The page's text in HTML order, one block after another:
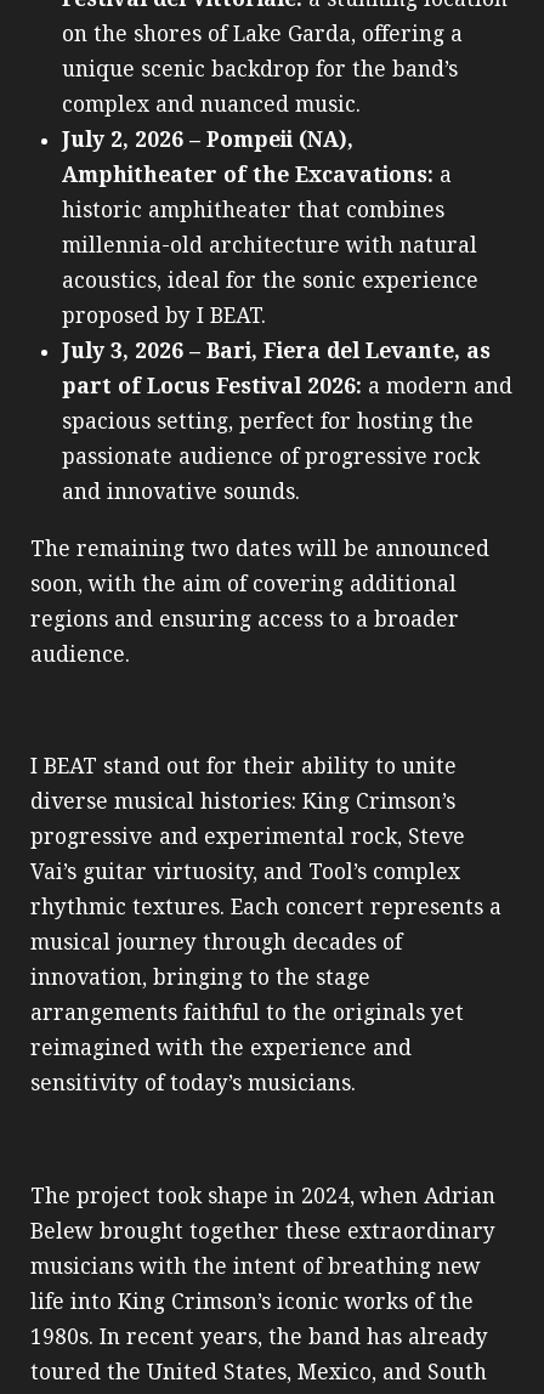
on the shores of Lake Garda, offering a
unique scenic backdrop for the band’s
complex and nuanced music.
July 2, 2026 – Pompeii (NA),
Amphitheater of the Excavations: a
historic amphitheater that combines
millennia-old architecture with natural
acoustics, ideal for the sonic experience
proposed by I BEAT.
July 3, 2026 – Bari, Fiera del Levante, as
part of Locus Festival 2026: a modern and
spacious setting, perfect for hosting the
passionate audience of progressive rock
and innovative sounds.
The remaining two dates will be announced
soon, with the aim of covering additional
regions and ensuring access to a broader
audience.
I BEAT stand out for their ability to unite
diverse musical histories: King Crimson’s
progressive and experimental rock, Steve
Vai’s guitar virtuosity, and Tool’s complex
rhythmic textures. Each concert represents a
musical journey through decades of
innovation, bringing to the stage
arrangements faithful to the originals yet
reimagined with the experience and
sensitivity of today’s musicians.
The project took shape in 2024, when Adrian
Belew brought together these extraordinary
musicians with the intent of breathing new
life into King Crimson’s iconic works of the
1980s. In recent years, the band has already
toured the United States, Mexico, and South